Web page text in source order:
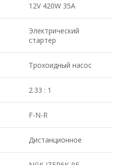
12V 420W 35A
Электрический
стартер
Трохоидный насос
2.33 : 1
F-N-R
Дистанционное